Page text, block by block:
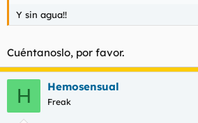
Y sin agua!!
Cuéntanoslo, por favor.
H Hemosensual
Freak